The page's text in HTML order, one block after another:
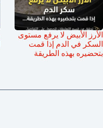
الأرز الأبيض لا يرفع مستوى
السكر في الدم إذا قمت
بتحضيره بهذه الطريقة